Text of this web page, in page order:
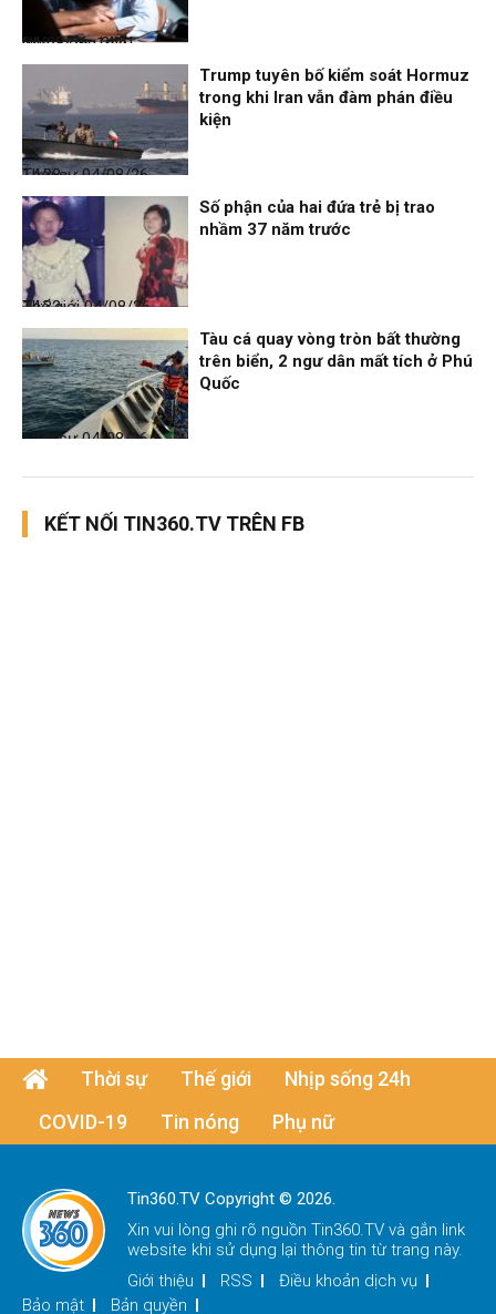
Nhịp sống 24h
04/08/26, 14:41
Thời sự
04/08/26, 14:38
Trump tuyên bố kiểm soát Hormuz
trong khi Iran vẫn đàm phán điều
kiện
Thế giới
04/08/26, 14:32
Số phận của hai đứa trẻ bị trao
nhầm 37 năm trước
Thời sự
04/08/26, 14:28
Tàu cá quay vòng tròn bất thường
trên biển, 2 ngư dân mất tích ở Phú
Quốc
KẾT NỐI TIN360.TV TRÊN FB
Thời sự Thế giới
Nhịp sống 24h
COVID-19
Tin nóng Phụ nữ
Tin360.TV Copyright © 2026.
Xin vui lòng ghi rõ nguồn Tin360.TV và gắn link
website khi sử dụng lại thông tin từ trang này.
Giới thiệu
RSS
Điều khoản dịch vụ
Bảo mật
Bản quyền